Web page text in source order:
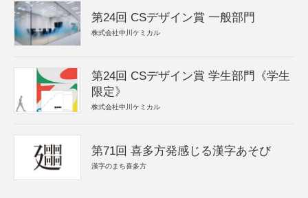
第24回 CSデザイン賞 一般部門
株式会社中川ケミカル
第24回 CSデザイン賞 学生部門《学生
限定》
株式会社中川ケミカル
第71回 喜多方発感じる漢字あそび
漢字のまち喜多方